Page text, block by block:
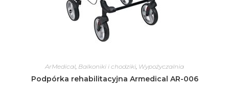
ArMedical, Balkoniki i chodziki, Wypożyczalnia
Podpórka rehabilitacyjna Armedical AR-006